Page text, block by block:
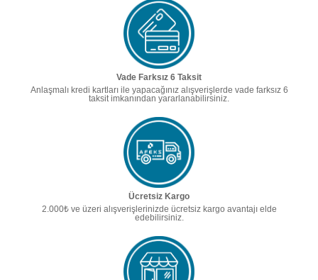
Vade Farksız 6 Taksit
Anlaşmalı kredi kartları ile yapacağınız alışverişlerde vade farksız 6
taksit imkanından yararlanabilirsiniz.
Ücretsiz Kargo
2.000₺ ve üzeri alışverişlerinizde ücretsiz kargo avantajı elde
edebilirsiniz.